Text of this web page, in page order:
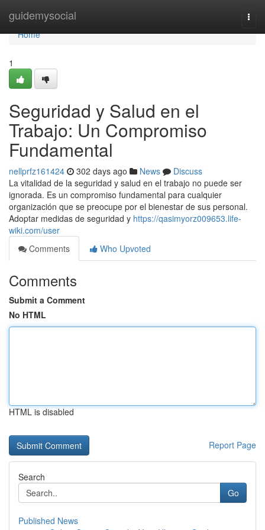
guidemysocial
Home
Home
1
Seguridad y Salud en el
Trabajo: Un Compromiso
Fundamental
nellprfz161424 302 days ago News
Discuss
La vitalidad de la seguridad y salud en el trabajo no puede ser
ignorada. Es un compromiso fundamental para cualquier
organización que se preocupe por el bienestar de sus personal.
Adoptar medidas de seguridad y https://qasimyorz009653.life-
wiki.com/user
Comments
Who Upvoted
Comments
Submit a Comment
No HTML
HTML is disabled
Report Page
Search
Go
Published News